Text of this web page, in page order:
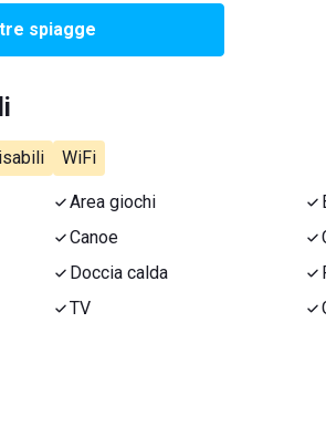
spiagge
WiFi
Area giochi
Canoe
Doccia calda
TV